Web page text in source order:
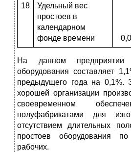
18
Удельный вес
простоев в
календарном
фонде времени
На данном предприятии
оборудования составляет
предыдущего года на 0,1%.
хорошей организации
своевременном
полуфабрикатами для
отсутствием длительных
простоев оборудования по
рабочих.